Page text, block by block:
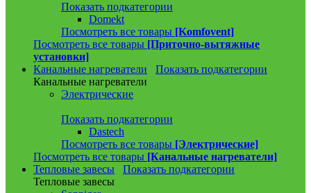
Показать подкатегории
Domekt
Посмотреть все товары [Komfovent]
Посмотреть все товары [Приточно-вытяжные
установки]
Канальные нагреватели
Показать подкатегории
Канальные нагреватели
Электрические
Показать подкатегории
Dastech
Посмотреть все товары [Электрические]
Посмотреть все товары [Канальные нагреватели]
Тепловые завесы
Показать подкатегории
Тепловые завесы